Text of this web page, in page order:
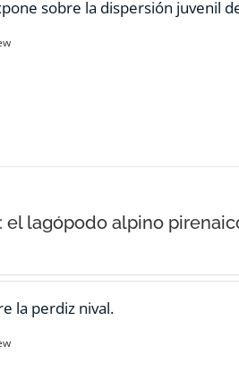
sobre la dispersión juvenil
el lagópodo alpino
la perdiz nival.